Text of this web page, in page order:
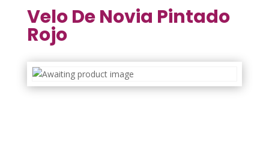
Velo De Novia Pintado
Rojo